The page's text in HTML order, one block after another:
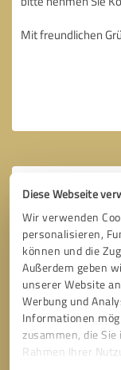
Diese Webseite
Wir verwenden
personalisieren,
können und die
Außerdem geben
unserer Website
Werbung und
Informationen
zusammen, die
Rahmen Ihrer
Bitte um Rückruf
Ich stimme den